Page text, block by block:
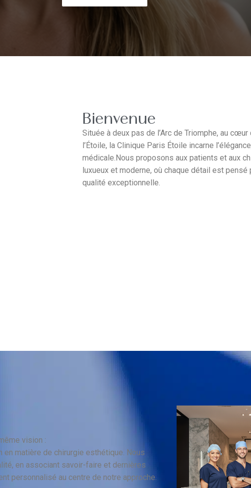
Bienvenue
Située à deux pas de l’Arc de Triomphe, au
l’Étoile, la Clinique Paris Étoile incarne
médicale.Nous proposons aux patients et aux
luxueux et moderne, où chaque détail est
qualité exceptionnelle.
vision :
en matière de chirurgie esthétique. Nous
en associant savoir-faire et dernières
personnalisé au centre de notre approche.